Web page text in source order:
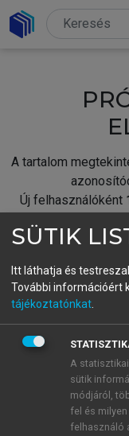
A tartalom
Új felhasználóként
A regisztráció után
BELÉPÉS
ÚJ FIÓK
1 óra díjmentes
SÜTIK
Itt láthatja és
További információért
tájékoztatónkat
A
sütik
módjáról,
fel és
felhasználó